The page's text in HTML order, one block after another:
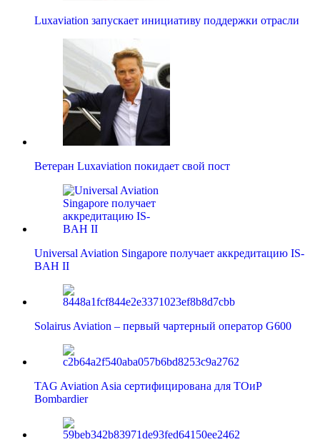
Luxaviation запускает инициативу поддержки отрасли
Ветеран Luxaviation покидает свой пост
Universal Aviation Singapore получает аккредитацию IS-
BAH II
Solairus Aviation – первый чартерный оператор G600
TAG Aviation Asia сертифицирована для ТОиР
Bombardier